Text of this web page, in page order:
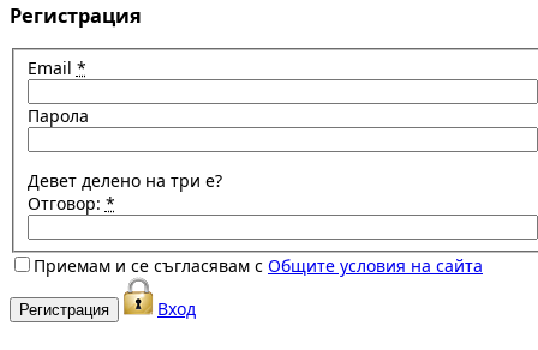
Регистрация
Email *
Парола
Девет делено на три е?
Отговор: *
Приемам и се съгласявам с Общите условия на сайта
Вход